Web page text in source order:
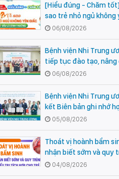
[Hiểu đúng - Chăm
sao trẻ nhỏ ngủ không
giấc - Đâu là bình
đâu là dấu hiệu cần đi
ngay?
06/08/2026
Bệnh viện Nhi Trung
tiếp tục đào tạo, nâng
năng lực khám, chữa
Nhi khoa cho cán bộ y
các tỉnh miền núi phía
06/08/2026
Bệnh viện Nhi Trung
kết Biên bản ghi nhớ
với Bệnh viện Nhi Quốc
Campuchia
05/08/2026
Thoát vị hoành bẩm
nhận biết sớm và quy
điều trị tích hợp cho
chia sẻ từ các chuyên
04/08/2026